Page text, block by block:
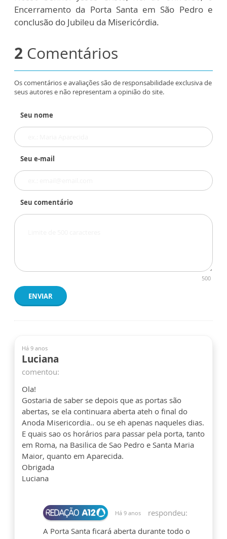
Encerramento da Porta Santa em São Pedro e
conclusão do Jubileu da Misericórdia.
2 Comentários
Os comentários e avaliações são de responsabilidade exclusiva de
seus autores e não representam a opinião do site.
Seu nome
Seu e-mail
Seu comentário
500
ENVIAR
Há 9 anos
Luciana
comentou:
Ola!
Gostaria de saber se depois que as portas são
abertas, se ela continuara aberta ateh o final do
Anoda Misericordia.. ou se eh apenas naqueles dias.
E quais sao os horários para passar pela porta, tanto
em Roma, na Basilica de Sao Pedro e Santa Maria
Maior, quanto em Aparecida.
Obrigada
Luciana
Há 9 anos
respondeu:
A Porta Santa ficará aberta durante todo o